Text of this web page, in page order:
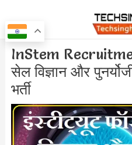
to
content
InStem
सेल विज्ञान और
भर्ती
Post
navigation